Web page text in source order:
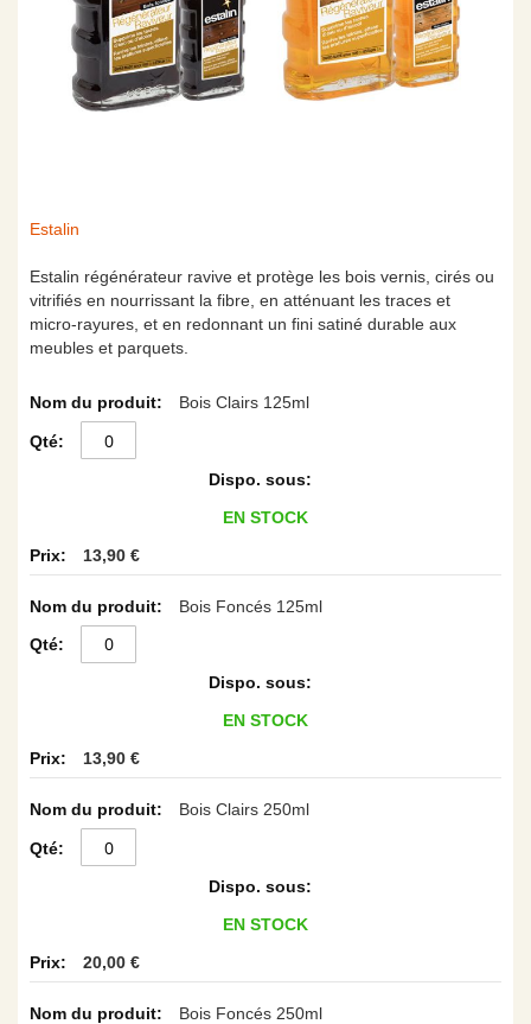
Estalin
Estalin régénérateur ravive et protège les bois vernis, cirés ou
vitrifiés en nourrissant la fibre, en atténuant les traces et
micro-rayures, et en redonnant un fini satiné durable aux
meubles et parquets.
Articles
produit
groupé
Bois Clairs 125ml
EN STOCK
13,90 €
Bois Foncés 125ml
EN STOCK
13,90 €
Bois Clairs 250ml
EN STOCK
20,00 €
Bois Foncés 250ml
Skip
the
beginning
of
the
gallery